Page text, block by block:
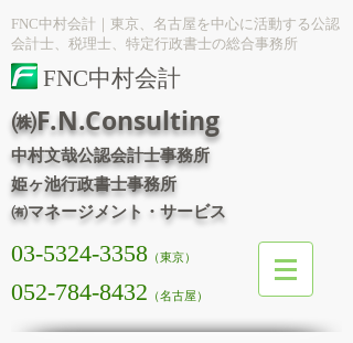
FNC中村会計｜東京、名古屋を中心に活動する公認
会計士、税理士、特定行政書士の総合事務所
FNC中村会計
㈱F.N.Consulting
中村文哉公認会計士事務所
姫ヶ池行政書士事務所
㈲マネージメント・サービス
03-5324-3358 （東京）
052-784-8432 （名古屋）